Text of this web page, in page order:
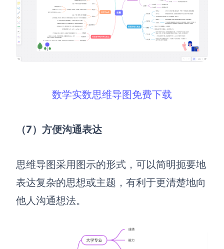
数学实数思维导图免费下载
（7）方便沟通表达
思维导图采用图示的形式，可以简明扼要地
表达复杂的思想或主题，有利于更清楚地向
他人沟通想法。